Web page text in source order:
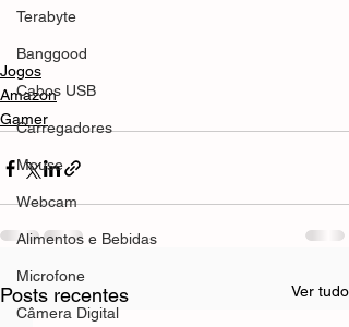
Terabyte
Banggood
Cabos USB
Carregadores
Mouse
Webcam
Alimentos e Bebidas
Microfone
Câmera Digital
Jogos
Amazon
Gamer
Posts recentes Ver tudo